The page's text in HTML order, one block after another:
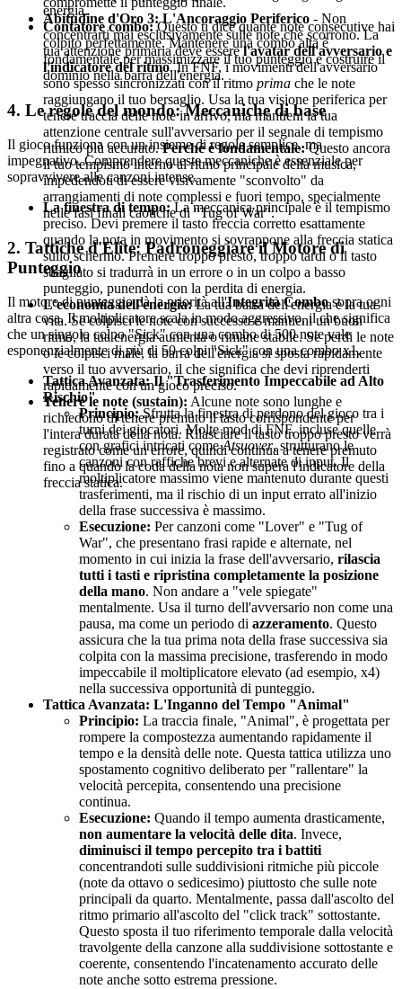
energia.
Contatore combo:Questo ti dice quante note consecutive hai
colpito perfettamente. Mantenere una combo alta è
fondamentale per massimizzare il tuo punteggio e costruire il
dominio nella barra dell'energia.
4. Le regole del mondo: Meccaniche di base
Il gioco funziona con un insieme di regole semplice, ma
impegnativo. Comprendere queste meccaniche è essenziale per
sopravvivere alle canzoni intense.
La finestra di tempo:La meccanica principale è il tempismo
preciso. Devi premere il tasto freccia corretto esattamente
quando la nota in movimento si sovrappone alla freccia statica
sullo schermo. Premere troppo presto, troppo tardi o il tasto
sbagliato si tradurrà in un errore o in un colpo a basso
punteggio, punendoti con la perdita di energia.
L'economia dell'energia:La tua barra dell'energia è la tua
vita. Se colpisci le note con successo e mantieni un buon
ritmo, la tua energia aumenta o rimane stabile. Se perdi le note
o le colpisci male, la barra dell'energia si sposta rapidamente
verso il tuo avversario, il che significa che devi riprenderti
rapidamente con un gioco preciso.
Tenere le note (sustain): Alcune note sono lunghe e
richiedono di tenere premuto il tasto corrispondente per
l'intera durata della nota. Rilasciare il tasto troppo presto verrà
registrato come un errore, quindi continua a tenere premuto
fino a quando la coda della nota non supera l'indicatore della
freccia statica.
Abitudine d'Oro 3: L'Ancoraggio Periferico - Non
concentrarti mai esclusivamente sulle note che scorrono. La
tua attenzione primaria deve esserel'avatar dell'avversario e
l'indicatore del ritmo. In FNF, i movimenti dell'avversario
sono spesso sincronizzati con il ritmo prima che le note
raggiungano il tuo bersaglio. Usa la tua visione periferica per
tenere traccia delle note in arrivo, ma mantieni la tua
attenzione centrale sull'avversario per il segnale di tempismo
ritmico più accurato.Perché è fondamentale:Questo ancora
il tuo tempismo interno al ritmo principale della musica,
impedendoti di essere visivamente "sconvolto" da
arrangiamenti di note complessi e fuori tempo, specialmente
nelle fasi finali caotiche di "Tug of War".
2. Tattiche d'Elite: Padroneggiare il Motore di
Punteggio
Il motore di punteggio dà la priorità all'Integrità Combosopra ogni
altra cosa. Il moltiplicatore scala in modo aggressivo, il che significa
che un singolo colpo "Sick" con una combo di 500 note vale
esponenzialmente di più di 50 colpi "Sick" con una combo x1.
Tattica Avanzata: Il "Trasferimento Impeccabile ad Alto
Rischio"
Principio:Sfrutta la finestra di perdono del gioco tra i
turni dei giocatori. Molte mod di FNF, incluse quelle
con grafici intricati comeAtsuover, strutturano le
canzoni con raffiche brevi e alternate di input. Il
moltiplicatore massimo viene mantenuto durante questi
trasferimenti, ma il rischio di un input errato all'inizio
della frase successiva è massimo.
Esecuzione: Per canzoni come "Lover" e "Tug of
War", che presentano frasi rapide e alternate, nel
momento in cui inizia la frase dell'avversario, rilascia
tutti i tasti e ripristina completamente la posizione
della mano. Non andare a "vele spiegate"
mentalmente. Usa il turno dell'avversario non come una
pausa, ma come un periodo di azzeramento. Questo
assicura che la tua prima nota della frase successiva sia
colpita con la massima precisione, trasferendo in modo
impeccabile il moltiplicatore elevato (ad esempio, x4)
nella successiva opportunità di punteggio.
Tattica Avanzata: L'Inganno del Tempo "Animal"
Principio: La traccia finale, "Animal", è progettata per
rompere la compostezza aumentando rapidamente il
tempo e la densità delle note. Questa tattica utilizza uno
spostamento cognitivo deliberato per "rallentare" la
velocità percepita, consentendo una precisione
continua.
Esecuzione: Quando il tempo aumenta drasticamente,
non aumentare la velocità delle dita. Invece,
diminuisci il tempo percepito tra i battiti
concentrandoti sulle suddivisioni ritmiche più piccole
(note da ottavo o sedicesimo) piuttosto che sulle note
principali da quarto. Mentalmente, passa dall'ascolto del
ritmo primario all'ascolto del "click track" sottostante.
Questo sposta il tuo riferimento temporale dalla velocità
travolgente della canzone alla suddivisione sottostante e
coerente, consentendo l'incatenamento accurato delle
note anche sotto estrema pressione.